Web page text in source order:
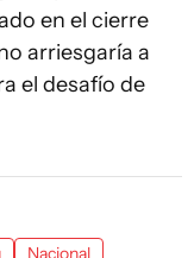
en el cierre
arriesgaría a
el desafío de
Nacional